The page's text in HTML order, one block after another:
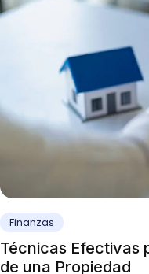
Finanzas
Técnicas Efectivas
de una Propiedad